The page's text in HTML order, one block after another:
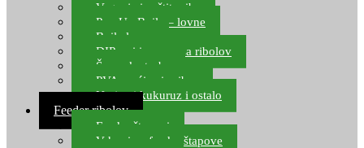
Vaganje i zaštita ribe
Pop Up Boile – lovne
Boile lovne
DIP-ovi i arome za ribolov
Šaranske torbe
PVA vrećice i pribor
Umjetni kukuruz i ostalo
Feeder ribolov
Feeder štapovi
Vrhovi za feeder štapove